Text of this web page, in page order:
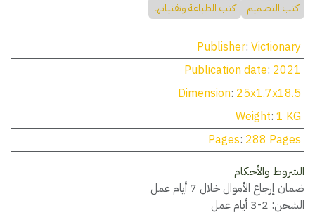
كتب التصميم كتب الطباعة وتقنياتها
Publisher:Victionary
Publication date: 2021
Dimension: 25x1.7x18.5
Weight:1 KG
Pages: 288 Pages
الشروط والأحكام
ضمان إرجاع الأموال خلال 7 أيام عمل
الشحن: 2-3 أيام عمل